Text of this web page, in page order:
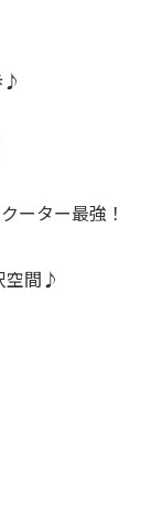
ーター最強！
空間♪